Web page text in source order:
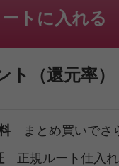
トに入れる
ト（還元率）
まとめ買いでさ
正規ルート仕入